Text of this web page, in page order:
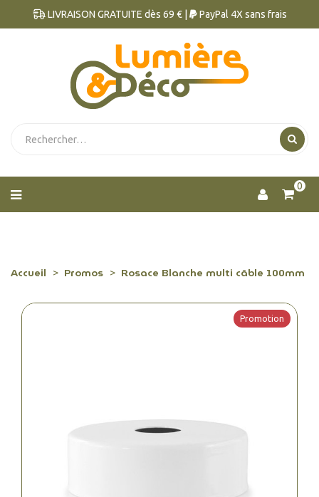
LIVRAISON GRATUITE dès 69 € | PayPal 4X sans frais
0
Accueil Promos Rosace Blanche multi câble 100mm
Promotion